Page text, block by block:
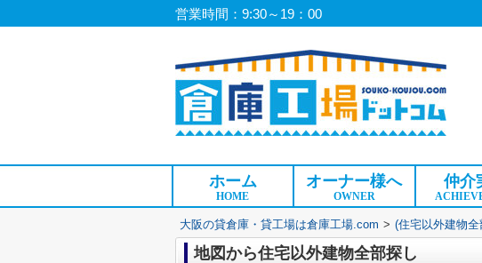
営業時間：9:30～19：00
ホーム
HOME
オーナー様へ
OWNER
仲介
大阪の貸倉庫・貸工場は倉庫工場.com > (住宅以外建物
地図から住宅以外建物全部探し